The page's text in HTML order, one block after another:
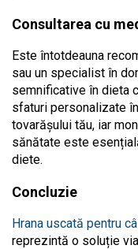
Consultarea cu
Este întotdeauna
sau un specialist în
semnificative în dieta
sfaturi personalizate
tovarășului tău, iar
sănătate este
diete.
Concluzie
Hrana uscată pentru
reprezintă o soluție